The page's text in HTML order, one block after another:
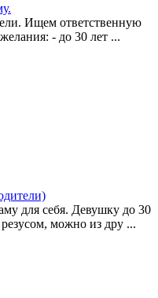
Ищем ответственную
- до 30 лет ...
для себя. Девушку до 30
можно из дру ...